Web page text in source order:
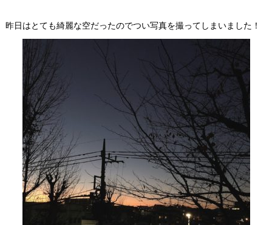
昨日はとても綺麗な空だったのでつい写真を撮ってしまいました！